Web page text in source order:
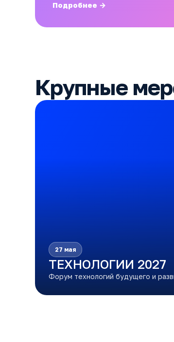
Подробнее →
Крупные
27 мая
ТЕХНОЛОГИИ 2027
Форум технологий будущего и